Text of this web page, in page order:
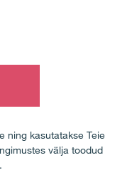
ning kasutatakse Teie
välja toodud